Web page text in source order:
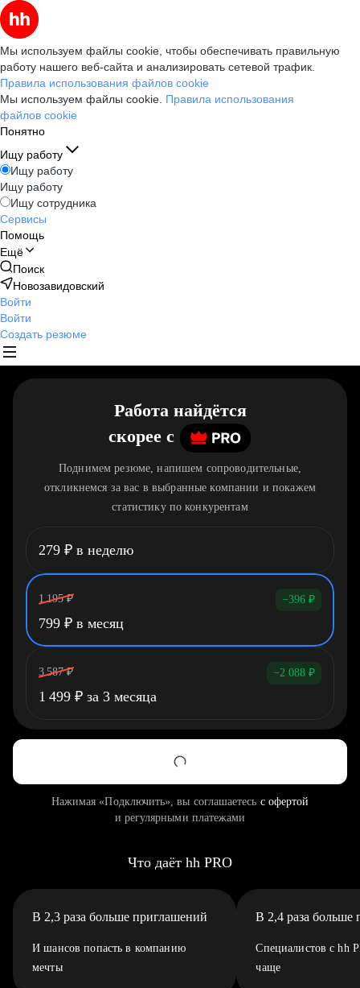
Мы используем файлы cookie, чтобы обеспечивать правильную
работу нашего веб-сайта и анализировать сетевой трафик.
Правила использования файлов cookie
Мы используем файлы cookie. Правила использования
файлов cookie
Понятно
Ищу работу
Ищу работу
Ищу работу
Ищу сотрудника
Сервисы
Помощь
Ещё
Поиск
Новозавидовский
Войти
Войти
Создать резюме
Работа найдётся
скорее c
Поднимем резюме, напишем сопроводительные,
откликнемся за вас в выбранные компании и покажем
статистику по конкурентам
279 ₽ в неделю
1 195 ₽ −396 ₽
799 ₽ в месяц
3 587 ₽ −2 088 ₽
1 499 ₽ за 3 месяца
Нажимая «Подключить», вы соглашаетесь с офертой
и регулярными платежами
Что даёт hh PRO
В 2,3 раза больше приглашений
И шансов попасть в компанию
мечты
В 2,4 раза больше
Специалистов с hh
чаще